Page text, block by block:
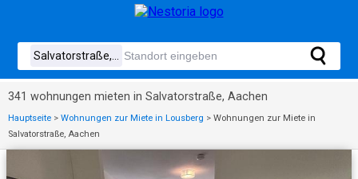
341 wohnungen mieten in Salvatorstraße, Aachen
Hauptseite > Wohnungen zur Miete in Lousberg > Wohnungen zur Miete in
Salvatorstraße, Aachen